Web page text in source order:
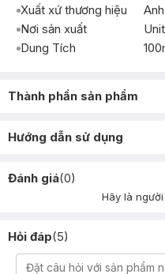
Xuất xứ thương hiệu
Anh
Nơi sản xuất
Dung Tích
Thành phần sản phẩm
Hướng dẫn sử dụng
Đánh giá(0)
Hãy là
Hỏi đáp(5)